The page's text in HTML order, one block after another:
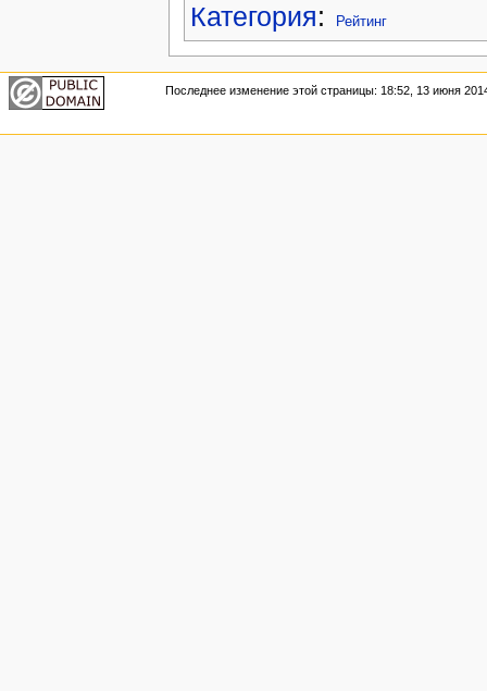
Категория: Рейтинг
Последнее изменение этой страницы: 18:52, 13 июня